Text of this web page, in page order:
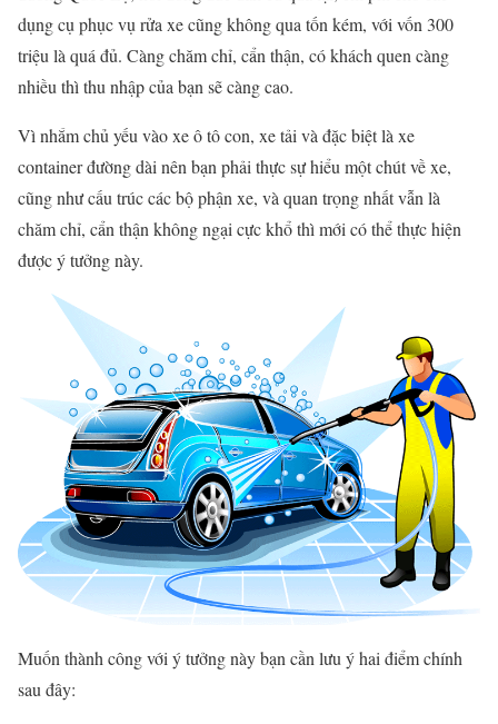
dụng cụ phục vụ rửa xe cũng không qua tốn kém, với vốn 300
triệu là quá đủ. Càng chăm chỉ, cẩn thận, có khách quen càng
nhiều thì thu nhập của bạn sẽ càng cao.
Vì nhắm chủ yếu vào xe ô tô con, xe tải và đặc biệt là xe
container đường dài nên bạn phải thực sự hiểu một chút về xe,
cũng như cấu trúc các bộ phận xe, và quan trọng nhất vẫn là
chăm chỉ, cẩn thận không ngại cực khổ thì mới có thể thực hiện
được ý tưởng này.
Muốn thành công với ý tưởng này bạn cần lưu ý hai điểm chính
sau đây: